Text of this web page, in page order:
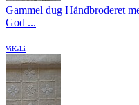
Gammel dug Håndbroderet
God ...
ViKaLi